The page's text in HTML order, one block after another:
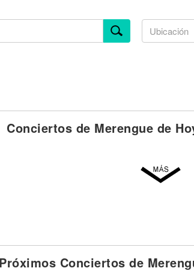
Conciertos de Merengue de
Próximos Conciertos de